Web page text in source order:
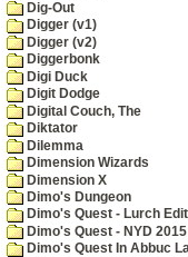
Dig-Out
Digger (v1)
Digger (v2)
Diggerbonk
Digi Duck
Digit Dodge
Digital Couch, The
Diktator
Dilemma
Dimension Wizards
Dimension X
Dimo's Dungeon
Dimo's Quest - Lurch
Dimo's Quest - NYD
Dimo's Quest In Abbuc